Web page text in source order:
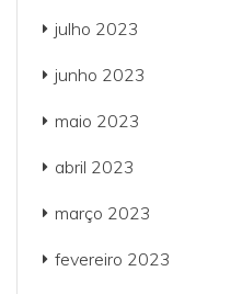
julho 2023
junho 2023
maio 2023
abril 2023
março 2023
fevereiro 2023